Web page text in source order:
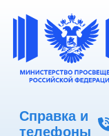
Справка и
телефоны